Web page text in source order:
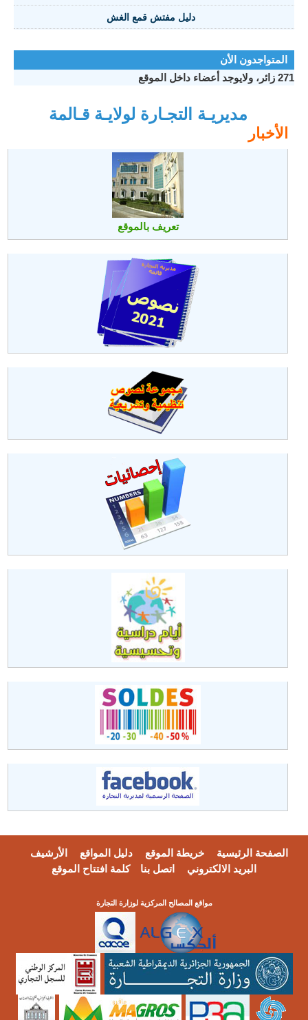
دليل مفتش قمع الغش
المتواجدون الأن
271 زائر، ولايوجد أعضاء داخل الموقع
مديريـة التجـارة لولايـة قـالمة
الأخبار
تعريف بالموقع
الصفحة الرئيسية خريطة الموقع دليل المواقع
الأرشيف
البريد الالكتروني
اتصل بنا كلمة افتتاح الموقع
مواقع المصالح المركزية لوزارة التجارة